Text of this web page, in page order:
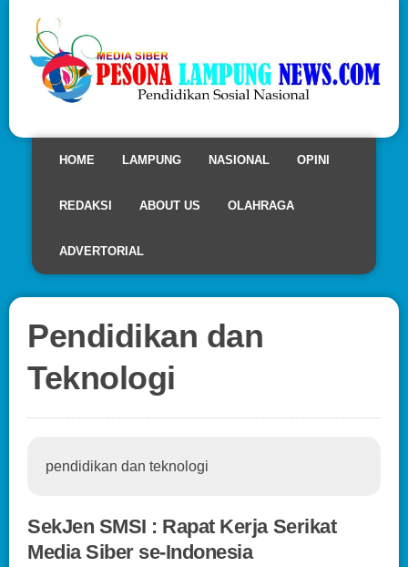
HOME LAMPUNG NASIONAL OPINI
REDAKSI ABOUT US OLAHRAGA
ADVERTORIAL
Pendidikan dan
Teknologi
pendidikan dan teknologi
SekJen SMSI : Rapat Kerja Serikat
Media Siber se-Indonesia